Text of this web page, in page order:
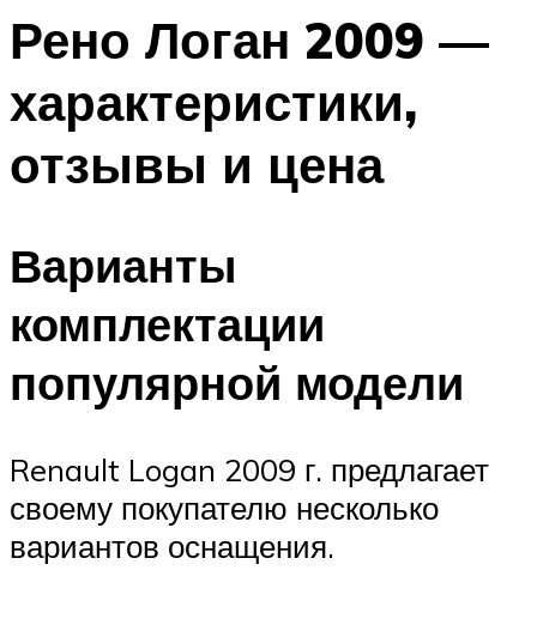
Рено Логан 2009 —
характеристики,
отзывы и цена
Варианты
комплектации
популярной модели
Renault Logan 2009 г. предлагает
своему покупателю несколько
вариантов оснащения.